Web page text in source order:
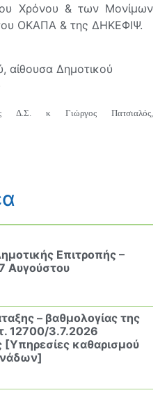
Χρόνου & των Μονίμων
ΟΚΑΠΑ & της ΔΗΚΕΦΙΨ.
αίθουσα Δημοτικού
Δ.Σ. κ Γιώργος Πατσιαλός,
Επιτροπής –
Αυγούστου
– βαθμολογίας της
12700/3.7.2026
καθαρισμού